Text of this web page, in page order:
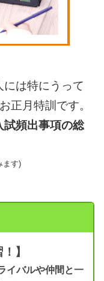
は特にうって
正月特訓です。
試頻出事項の総
ます)
】
イバルや仲間と一